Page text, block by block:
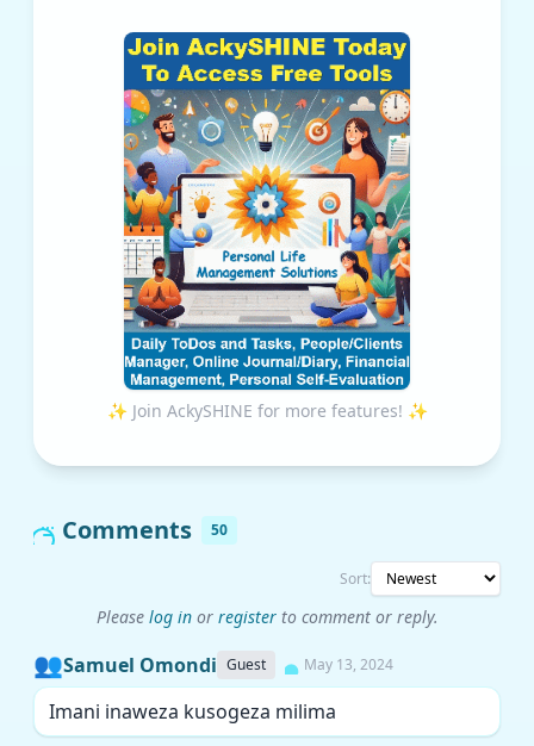
✨ Join AckySHINE for more features! ✨
Comments 50
Sort:
Please log inor registerto comment or reply.
👥Samuel Omondi Guest May 13, 2024
Imani inaweza kusogeza milima